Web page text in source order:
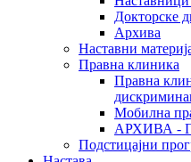
Докторске
Архива
Наставни
Правна клиника
Правна
Мобилна
АРХИВА -
Подстицајни